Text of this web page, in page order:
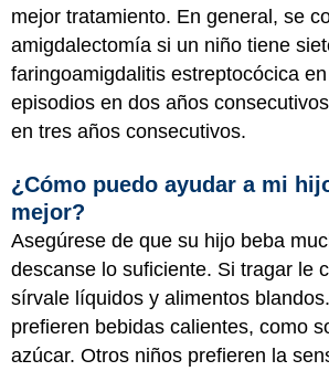
mejor tratamiento. En general, se
amigdalectomía si un niño tiene
faringoamigdalitis estreptocócica
episodios en dos años
en tres años consecutivos.
¿Cómo puedo ayudar a mi
mejor?
Asegúrese de que su hijo beba
descanse lo suficiente. Si tragar le
sírvale líquidos y alimentos
prefieren bebidas calientes, como
azúcar. Otros niños prefieren la